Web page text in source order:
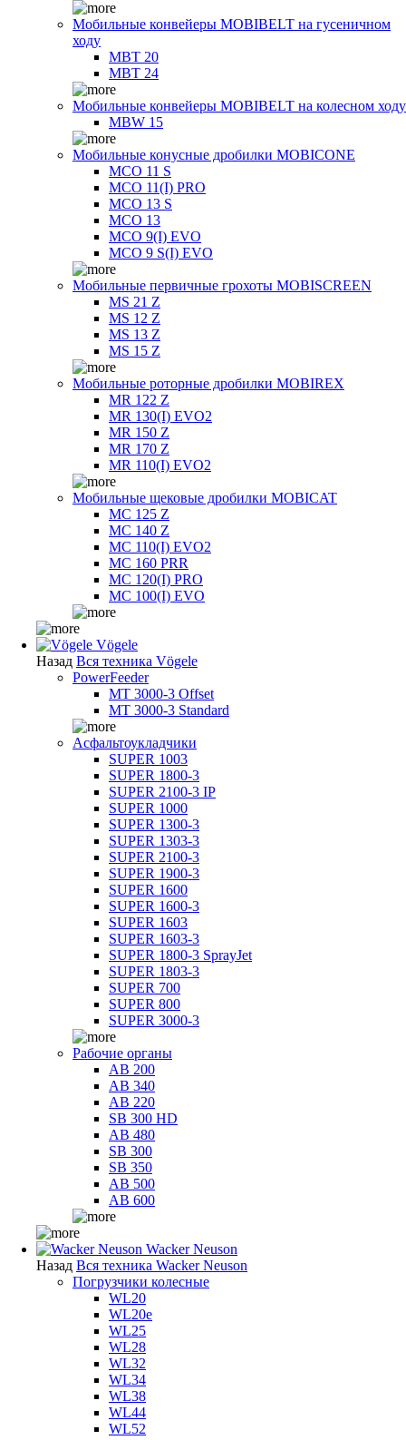
Мобильные конвейеры MOBIBELT на гусеничном
ходу
MBT 20
MBT 24
Мобильные конвейеры MOBIBELT на колесном ходу
MBW 15
Мобильные конусные дробилки MOBICONE
MCO 11 S
MCO 11(I) PRO
MCO 13 S
MCO 13
MCO 9(I) EVO
MCO 9 S(I) EVO
Мобильные первичные грохоты MOBISCREEN
MS 21 Z
MS 12 Z
MS 13 Z
MS 15 Z
Мобильные роторные дробилки MOBIREX
MR 122 Z
MR 130(I) EVO2
MR 150 Z
MR 170 Z
MR 110(I) EVO2
Мобильные щековые дробилки MOBICAT
MC 125 Z
MC 140 Z
MC 110(I) EVO2
MC 160 PRR
MC 120(I) PRO
MC 100(I) EVO
Vögele
Назад Вся техника Vögele
PowerFeeder
MT 3000-3 Offset
MT 3000-3 Standard
Асфальтоукладчики
SUPER 1003
SUPER 1800-3
SUPER 2100-3 IP
SUPER 1000
SUPER 1300-3
SUPER 1303-3
SUPER 2100-3
SUPER 1900-3
SUPER 1600
SUPER 1600-3
SUPER 1603
SUPER 1603-3
SUPER 1800-3 SprayJet
SUPER 1803-3
SUPER 700
SUPER 800
SUPER 3000-3
Рабочие органы
AB 200
AB 340
AB 220
SB 300 HD
AB 480
SB 300
SB 350
AB 500
AB 600
Wacker Neuson
Назад Вся техника Wacker Neuson
Погрузчики колесные
WL20
WL20e
WL25
WL28
WL32
WL34
WL38
WL44
WL52